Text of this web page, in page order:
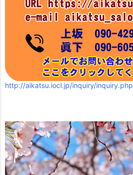
http://aikatsu.iocl.jp/inquiry/inquiry.php